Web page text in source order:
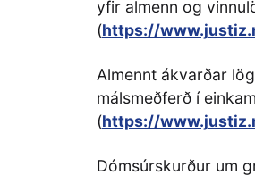
yfir almenn og
(https://
Almennt ákvarðar
málsmeðferð í
(https://
Dómsúrskurður um